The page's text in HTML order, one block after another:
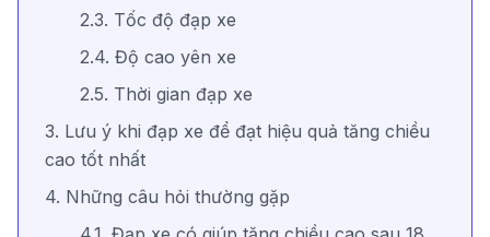
2.3. Tốc độ đạp xe
2.4. Độ cao yên xe
2.5. Thời gian đạp xe
3. Lưu ý khi đạp xe để đạt hiệu quả tăng chiều
cao tốt nhất
4. Những câu hỏi thường gặp